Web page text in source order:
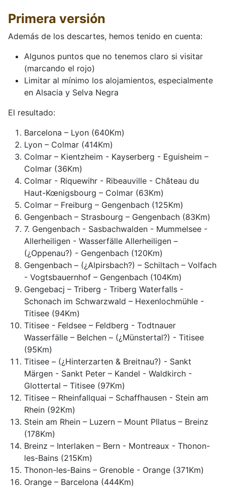
Primera versión
Además de los descartes, hemos tenido en cuenta:
Algunos puntos que no tenemos claro si visitar
(marcando el rojo)
Limitar al mínimo los alojamientos, especialmente
en Alsacia y Selva Negra
El resultado:
Barcelona – Lyon (640Km)
Lyon – Colmar (414Km)
Colmar – Kientzheim - Kayserberg - Eguisheim –
Colmar (36Km)
Colmar - Riquewihr - Ribeauville - Château du
Haut-Kœnigsbourg – Colmar (63Km)
Colmar – Freiburg – Gengenbach (125Km)
Gengenbach – Strasbourg – Gengenbach (83Km)
7. Gengenbach - Sasbachwalden - Mummelsee -
Allerheiligen - Wasserfälle Allerheiligen –
(¿Oppenau?) - Gengenbach (120Km)
Gengenbach – (¿Alpirsbach?) – Schiltach – Volfach
- Vogtsbauernhof – Gengenbach (104Km)
Gengebacj – Triberg - Triberg Waterfalls -
Schonach im Schwarzwald – Hexenlochmühle -
Titisee (94Km)
Titisee - Feldsee – Feldberg - Todtnauer
Wasserfälle – Belchen – (¿Münstertal?) - Titisee
(95Km)
Titisee – (¿Hinterzarten & Breitnau?) - Sankt
Märgen - Sankt Peter – Kandel - Waldkirch -
Glottertal – Titisee (97Km)
Titisee – Rheinfallquai – Schaffhausen - Stein am
Rhein (92Km)
Stein am Rhein – Luzern – Mount PIlatus – Breinz
(178Km)
Breinz – Interlaken – Bern - Montreaux - Thonon-
les-Bains (215Km)
Thonon-les-Bains – Grenoble - Orange (371Km)
Orange – Barcelona (444Km)